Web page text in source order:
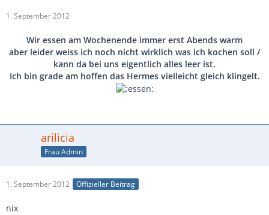
1. September 2012
Wir essen am Wochenende immer erst Abends warm
aber leider weiss ich noch nicht wirklich was ich kochen soll /
kann da bei uns eigentlich alles leer ist.
Ich bin grade am hoffen das Hermes vielleicht gleich klingelt.
arilicia
Frau Admin
1. September 2012 Offizieller Beitrag
nix